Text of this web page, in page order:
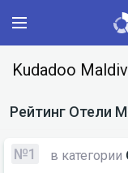
Main
Categories
Kudadoo
Рейтинг Отели
№1 в категории